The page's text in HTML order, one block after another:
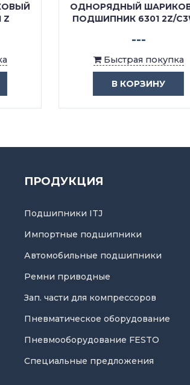
ОДНОРЯДНЫЙ ШАРИКОВЫЙ
ПОДШИПНИК 6301 2Z/C3WT
Быстрая покупка
В КОРЗИНУ
ПРОДУКЦИЯ
Подшипники ITJ
Импортные подшипники
Автомобильные подшипники
Ремни приводные
Зап. части для компрессоров
Пневматическое оборудование
Пневмооборудование FESTO
Специальные предложения